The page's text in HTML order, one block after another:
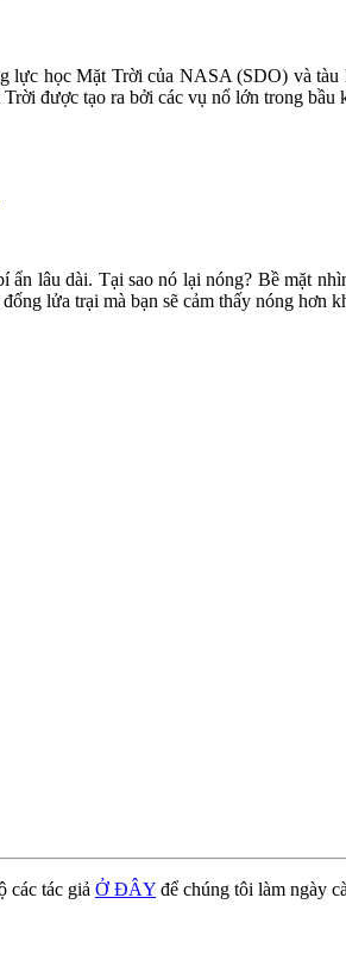
lực học Mặt Trời của NASA (SDO) và
được tạo ra bởi các vụ nổ lớn trong
ẩn lâu dài. Tại sao nó lại nóng? Bề mặt
lửa trại mà bạn sẽ cảm thấy nóng hơn
các tác giả Ở ĐÂY để chúng tôi làm ngày